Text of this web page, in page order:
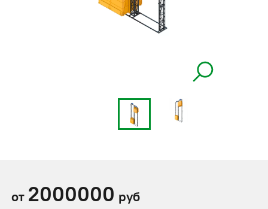
от 2000000 руб